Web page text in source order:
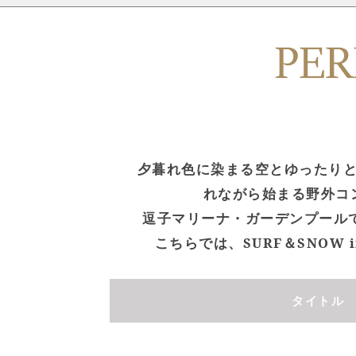
夕暮れ色に染まる空とゆったり
れながら始まる野外
逗子マリーナ・ガーデンプー
こちらでは、SURF＆
タイトル